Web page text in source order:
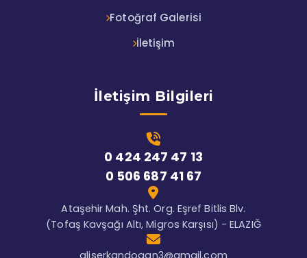
Fotoğraf Galerisi
İletişim
İletişim Bilgileri
0 424 247 47 13
0 506 687 41 67
Ataşehir Mah. Şht. Org. Eşref Bitlis Blv.
(Tofaş Kavşağı Altı, Migros Karşısı) - ELAZIĞ
aliserkandogan3@gmail.com